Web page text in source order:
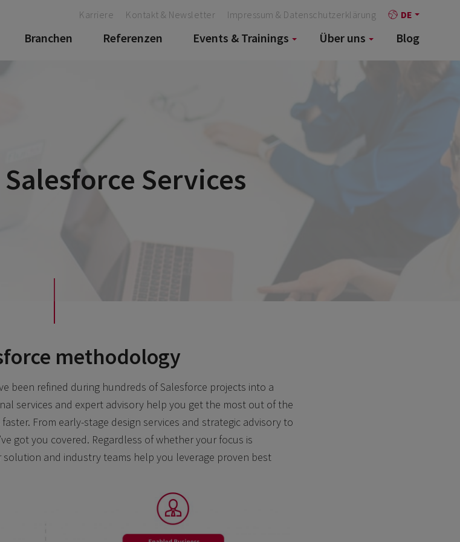
Branchen Referenzen Events & Trainings Über uns Blog
Karriere Kontakt & Newsletter Impressum & Datenschutzerklärung DE
Services
methodology
been refined during hundreds of Salesforce projects into a
services and expert advisory help you get the most out of the
From early-stage design services and strategic advisory to
got you covered. Regardless of whether your focus is
solution and industry teams help you leverage proven best